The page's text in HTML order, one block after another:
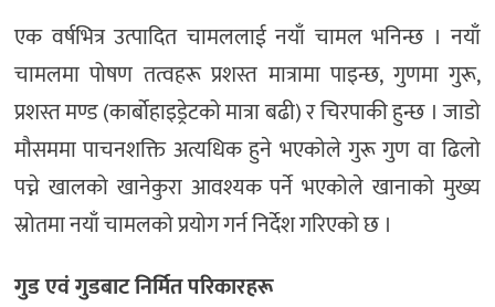
एक वर्षभित्र उत्पादित चामललाई नयाँ चामल भनिन्छ । नयाँ
चामलमा पोषण तत्वहरू प्रशस्त मात्रामा पाइन्छ, गुणमा गुरू,
प्रशस्त मण्ड (कार्बोहाइड्रेटको मात्रा बढी) र चिरपाकी हुन्छ । जाडो
मौसममा पाचनशक्ति अत्यधिक हुने भएकोले गुरू गुण वा ढिलो
पच्ने खालको खानेकुरा आवश्यक पर्ने भएकोले खानाको मुख्य
स्रोतमा नयाँ चामलको प्रयोग गर्न निर्देश गरिएको छ ।
गुड एवं गुडबाट निर्मित परिकारहरू